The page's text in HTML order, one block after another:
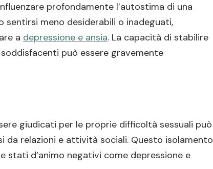
profondamente l’autostima di una
sentirsi meno desiderabili o inadeguati,
a depressione e ansia. La capacità di stabilire
può essere gravemente
giudicati per le proprie difficoltà sessuali può
da relazioni e attività sociali. Questo isolamento
stati d’animo negativi come depressione e